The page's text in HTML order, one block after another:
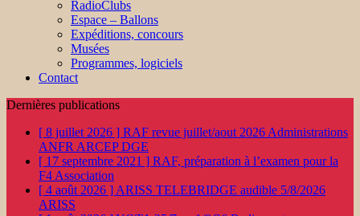
RadioClubs
Espace – Ballons
Expéditions, concours
Musées
Programmes, logiciels
Contact
Dernières publications
[ 8 juillet 2026 ] RAF revue juillet/aout 2026 Administrations
ANFR ARCEP DGE
[ 17 septembre 2021 ] RAF, préparation à l’examen pour la
F4 Association
[ 4 août 2026 ] ARISS TELEBRIDGE audible 5/8/2026
ARISS